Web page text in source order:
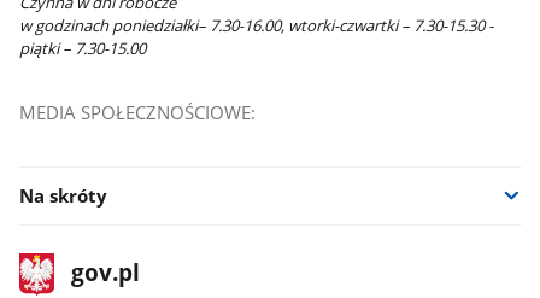
w godzinach poniedziałki– 7.30-16.00, wtorki-czwartki – 7.30-15.30 -
piątki – 7.30-15.00
MEDIA SPOŁECZNOŚCIOWE:
Na skróty
stopka
gov.plStrona
gov.pl